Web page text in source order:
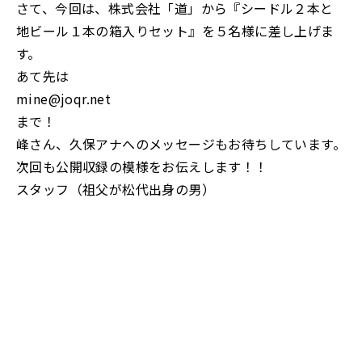
さて、今回は、株式会社「道」から『シードル２本と
地ビール１本の箱入りセット』を５名様に差し上げま
す。
あて先は
mine@joqr.net
まで！
峰さん、久保アナへのメッセージもお待ちしています。
次回も公開収録の模様をお伝えします！！
スタッフ（祖父が松代出身の男）